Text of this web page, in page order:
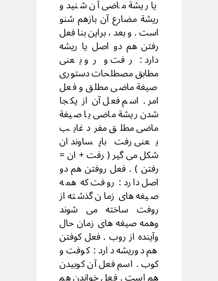
یا ریشة ماضی آن شنید و
ریشة مضارع آن بازهم شنو
است . و بعد ، براین بنا فعل
رفتن هم دو اصل یا ریشه
دارد : رفت و رو یعنی
مطابق مصطلحات دستوری
صیغة ماضی مطلق و فعل
امر . اسم فعل آن از یکجا
شدن ریشة ماضی یا صیغة
ماضی مطلق مفرد غایب
یعنی رفت باپساوند ان
شکل می گیر ( رفت + ان =
رفتن ) . فعل روفتن هم دو
اصل دارد : روفت که همه
صیغه های زمان گذشته از
روفت ساخته می شوند
وهمه صیغه های زمان حال
وآینده از روب . فعل کوفتن
هم دوریشه دارد : کوفت و
کوب . اسم فعل آن کوبیدن